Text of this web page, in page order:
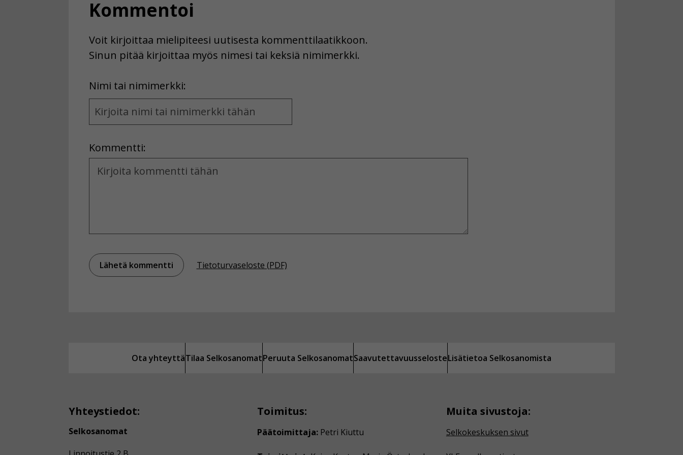
Kommentoi
Voit kirjoittaa mielipiteesi uutisesta kommenttilaatikkoon.
Sinun pitää kirjoittaa myös nimesi tai keksiä nimimerkki.
Nimi tai nimimerkki:
Name
and
Kommentti:
Kommentti
Tietoturvaseloste (PDF)
Ota yhteyttäTilaa SelkosanomatPeruuta SelkosanomatSaavutettavuusselosteLisätietoa Selkosanomista
Yhteystiedot:
Selkosanomat
Toimitus:
Päätoimittaja: Petri Kiuttu
Muita sivustoja:
Selkokeskuksen sivut